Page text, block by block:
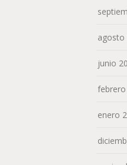
agosto
junio
enero